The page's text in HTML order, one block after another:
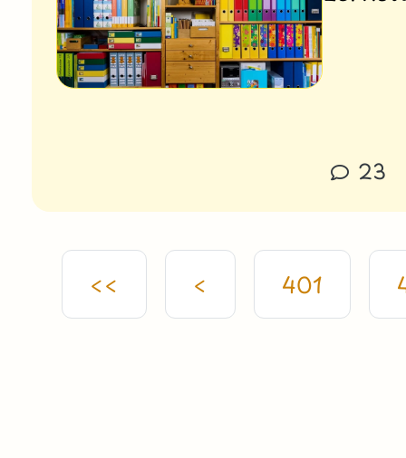
23
<< < 401